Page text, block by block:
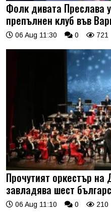
Фолк дивата Преслава
препълнен клуб във
06 Aug 11:30 0 721
Прочутият оркестър
завладява шест
06 Aug 11:10 0 210